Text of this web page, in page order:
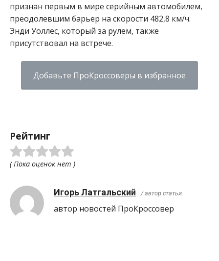
признан первым в мире серийным автомобилем,
преодолевшим барьер на скорости 482,8 км/ч.
Энди Уоллес, который за рулем, также
присутствовал на встрече.
Добавьте ПроКроссоверы в избранное
Рейтинг
( Пока оценок нет )
Игорь Латгальский / автор статьи
автор новостей ПроКроcсовер